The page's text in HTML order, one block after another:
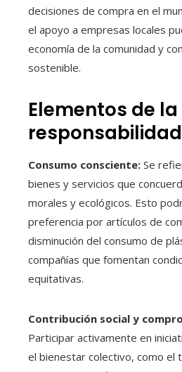
decisiones de compra en el
el apoyo a empresas locales
economía de la comunidad y
sostenible.
Elementos de la
Consumo consciente: Se
bienes y servicios que
morales y ecológicos. Esto
preferencia por artículos de
disminución del consumo de
compañías que fomentan
equitativas.
Contribución social y
Participar activamente en
el bienestar colectivo, como el